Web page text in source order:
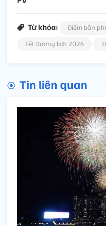
Từ khóa:
Điểm bắn
Tết Dương lịch 2026
Tin liên quan